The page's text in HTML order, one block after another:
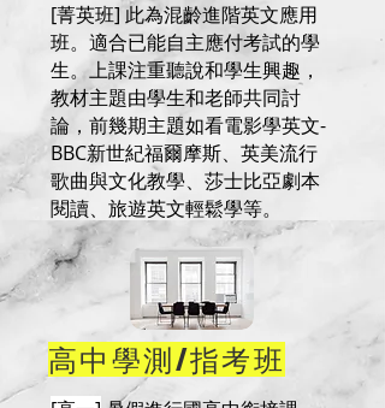
[菁英班] 此為混齡進階英文應用
班。適合已能自主應付考試的學
生。上課注重聽說和學生興趣，
教材主題由學生和老師共同討
論，前幾期主題如看電影學英文-
BBC新世紀福爾摩斯、英美流行
歌曲與文化教學、莎士比亞劇本
閱讀、旅遊英文輕鬆學等。
高中學測/指考班